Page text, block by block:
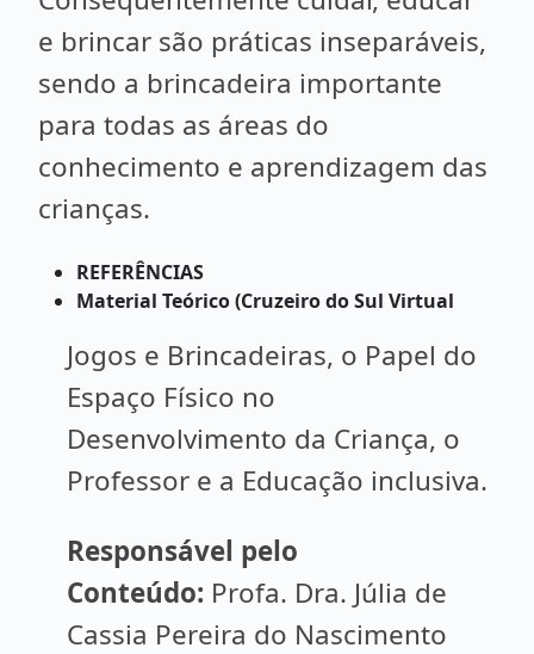
e brincar são práticas inseparáveis,
sendo a brincadeira importante
para todas as áreas do
conhecimento e aprendizagem das
crianças.
REFERÊNCIAS
Material Teórico (Cruzeiro do Sul Virtual
Jogos e Brincadeiras, o Papel do
Espaço Físico no
Desenvolvimento da Criança, o
Professor e a Educação inclusiva.
Responsável pelo
Conteúdo: Profa. Dra. Júlia de
Cassia Pereira do Nascimento